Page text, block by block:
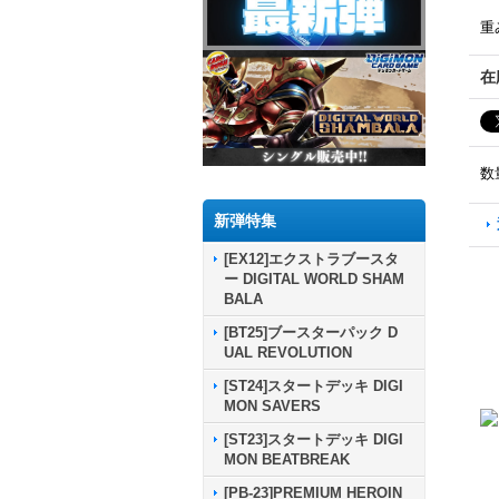
新弾特集
[EX12]エクストラブースタ
ー DIGITAL WORLD SHAM
BALA
[BT25]ブースターパック D
UAL REVOLUTION
[ST24]スタートデッキ DIGI
MON SAVERS
[ST23]スタートデッキ DIGI
MON BEATBREAK
[PB-23]PREMIUM HEROIN
重
在
数